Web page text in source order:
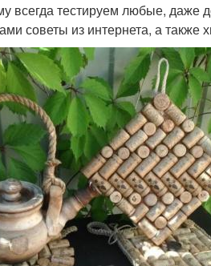
всегда тестируем любые, даже
советы из интернета, а также